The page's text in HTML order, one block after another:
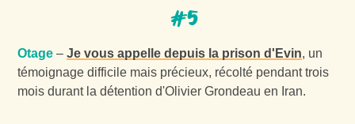
#5
Otage –Je vous appelle depuis la prison d'Evin, un
témoignage difficile mais précieux, récolté pendant trois
mois durant la détention d'Olivier Grondeau en Iran.